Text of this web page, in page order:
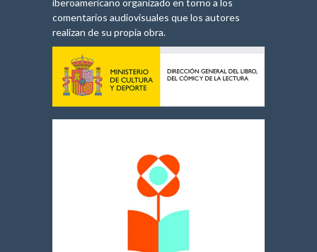
iberoamericano organizado en torno a los
comentarios audiovisuales que los autores
realizan de su propia obra.